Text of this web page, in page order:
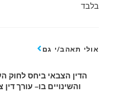
בלבד
אולי תאהב/י גם
הדין הצבאי ביחס לחוק
והשינויים בו– עורך דין